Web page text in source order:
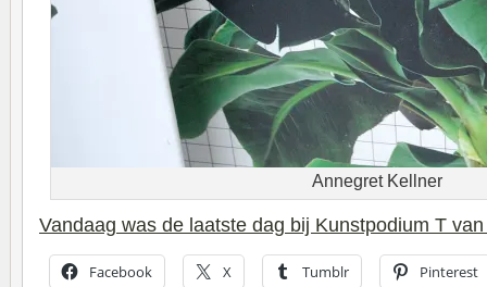
Annegret Kellner
Vandaag was de laatste dag bij Kunstpodium T
Facebook X Tumblr Pinterest